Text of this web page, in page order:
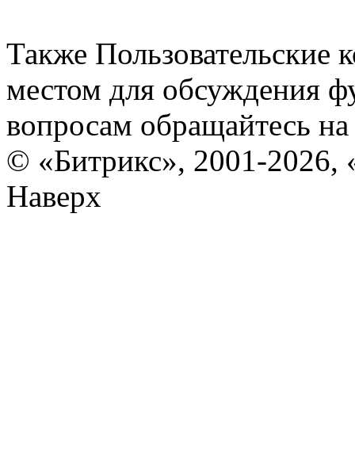
Также Пользовательские
местом для обсуждения
вопросам обращайтесь
© «Битрикс», 2001-2026,
Наверх